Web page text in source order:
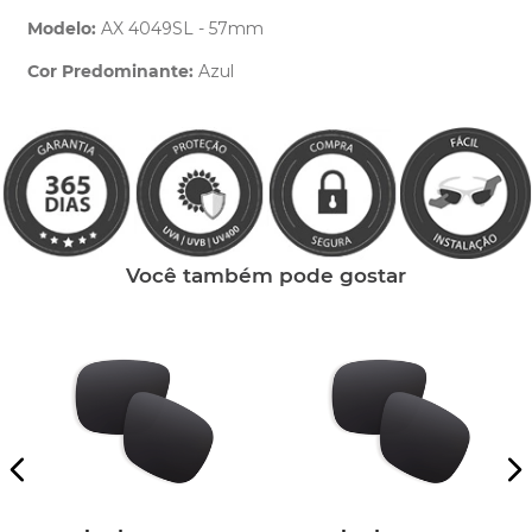
Modelo: AX 4049SL - 57mm
Cor Predominante: Azul
Você também pode gostar